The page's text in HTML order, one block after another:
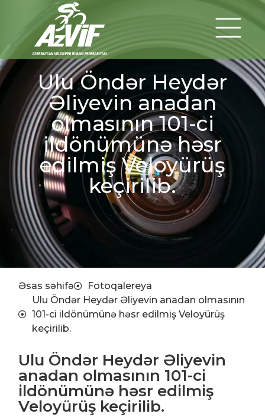
Ulu Öndər Heydər
Əliyevin anadan
olmasının 101-ci
ildönümünə həsr
edilmiş Veloyürüş
keçirilib.
Əsas səhifə
Fotoqalereya
Ulu Öndər Heydər Əliyevin anadan olmasının
101-ci ildönümünə həsr edilmiş Veloyürüş
keçirilib.
Ulu Öndər Heydər Əliyevin
anadan olmasının 101-ci
ildönümünə həsr edilmiş
Veloyürüş keçirilib.